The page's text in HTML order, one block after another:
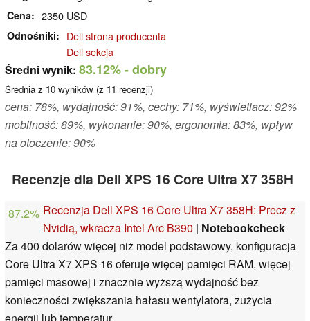
Cena 2350 USD
Odnośniki
Dell strona producenta
Dell sekcja
Średni wynik: 83.12%- dobry
Średnia z 10 wyników (z 11 recenzji)
cena: 78%, wydajność: 91%, cechy: 71%, wyświetlacz: 92%
mobilność: 89%, wykonanie: 90%, ergonomia: 83%, wpływ
na otoczenie: 90%
Recenzje dla Dell XPS 16 Core Ultra X7 358H
87.2% Recenzja Dell XPS 16 Core Ultra X7 358H: Precz z
Nvidią, wkracza Intel Arc B390 | Notebookcheck
Za 400 dolarów więcej niż model podstawowy, konfiguracja
Core Ultra X7 XPS 16 oferuje więcej pamięci RAM, więcej
pamięci masowej i znacznie wyższą wydajność bez
konieczności zwiększania hałasu wentylatora, zużycia